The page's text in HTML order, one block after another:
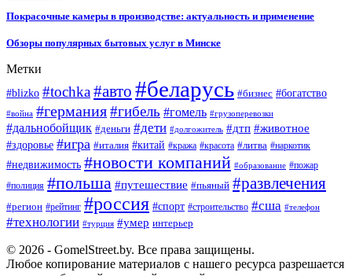
Покрасочные камеры в производстве: актуальность и применение
Обзоры популярных бытовых услуг в Минске
Метки
#blizko #tochka#авто #беларусь #бизнес #богатство
#война #германия#гибель #гомель #грузоперевозки
#дальнобойщик #деньги #дети #долгожитель #дтп #животное
#здоровье #игра #италия #китай #кража #красота #литва #наркотик
#недвижимость #новости компаний #образование #пожар
#полиция #польша #путешествие #пьяный #развлечения
#регион #рейтинг #россия #спорт #строительство #сша #телефон
#технологии #турция #умер интерьер
© 2026 - GomelStreet.by. Все права защищены.
Любое копирование материалов с нашего ресурса разрешается